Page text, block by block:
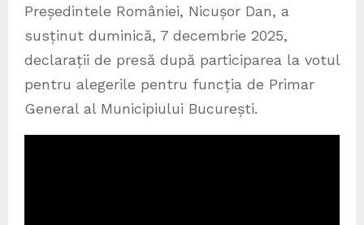
Președintele României, Nicușor Dan, a
susținut duminică, 7 decembrie 2025,
declarații de presă după participarea la votul
pentru alegerile pentru funcția de Primar
General al Municipiului București.